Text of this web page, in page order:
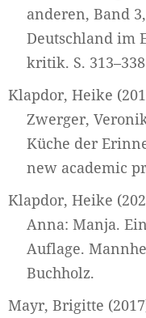
anderen, Band
Deutschland im
kritik. S.
Klapdor, Heike
Zwerger,
Küche der
new academic
Klapdor, Heike
Anna: Manja.
Auflage.
Buchholz.
Mayr, Brigitte